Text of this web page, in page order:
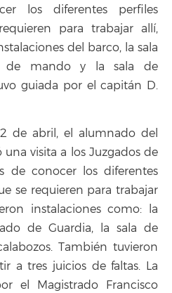
los diferentes perfiles
para trabajar allí,
del barco, la sala
de mando y la sala de
guiada por el capitán D.
de abril, el alumnado del
una visita a los Juzgados de
de conocer los diferentes
se requieren para trabajar
instalaciones como: la
de Guardia, la sala de
También tuvieron
a tres juicios de faltas. La
el Magistrado Francisco